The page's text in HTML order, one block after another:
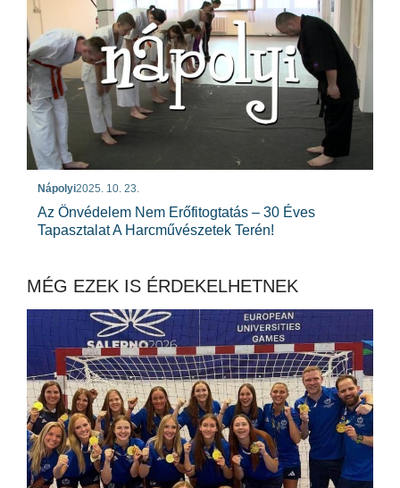
Nápolyi2025. 10. 23.
Az Önvédelem Nem Erőfitogtatás – 30 Éves
Tapasztalat A Harcművészetek Terén!
MÉG EZEK IS ÉRDEKELHETNEK